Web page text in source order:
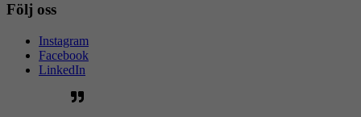
Följ oss
Instagram
Facebook
LinkedIn